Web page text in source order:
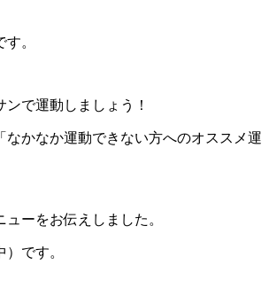
。
で運動しましょう！
なかなか運動できない方へのオススメ運
ーをお伝えしました。
です。